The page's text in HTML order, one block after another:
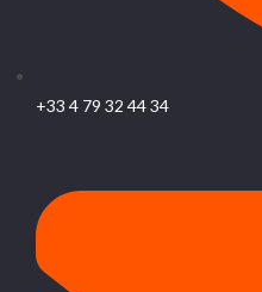
+33 4 79 32 44 34